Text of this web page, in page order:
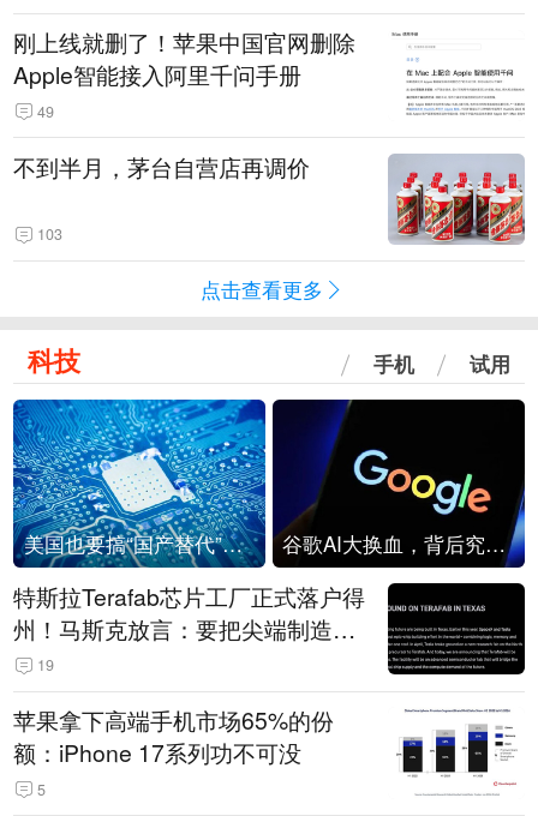
刚上线就删了！苹果中国官网删除
Apple智能接入阿里千问手册
49
不到半月，茅台自营店再调价
103
点击查看更多
科技 手机 试用
美国也要搞“国产替代”？先算清三笔账 谷歌AI大换血，背后究竟发生了什么？
特斯拉Terafab芯片工厂正式落户得
州！马斯克放言：要把尖端制造带
回美国
19
苹果拿下高端手机市场65%的份
额：iPhone 17系列功不可没
5